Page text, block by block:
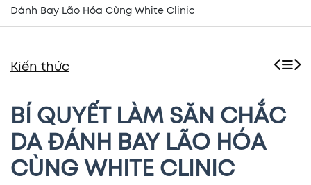
Đánh Bay Lão Hóa Cùng White Clinic
Kiến thức
BÍ QUYẾT LÀM SĂN CHẮC
DA ĐÁNH BAY LÃO HÓA
CÙNG WHITE CLINIC